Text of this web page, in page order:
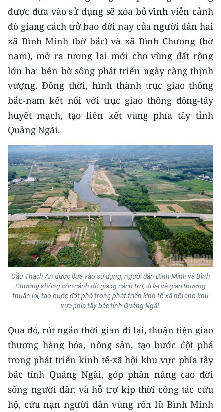
CHUYÊN ĐỀ
CÁC CHUYÊN TRANG
VỀ BÁO NHÂN DÂN
THỜI NAY
NHÂN DÂN CUỐI TUẦN
NHÂN DÂN HẰNG THÁNG
MUA BÁO
ĐỌC BÁO IN
ENGLISH
中文
FRANÇAIS
РУССКИЙ
한국어
được đưa vào sử dụng sẽ xóa bỏ vĩnh viễn cảnh
đò giang cách trở bao đời nay của người dân hai
xã Bình Minh (bờ bắc) và xã Bình Chương (bờ
nam), mở ra tương lai mới cho vùng đất rộng
lớn hai bên bờ sông phát triển ngày càng thịnh
vượng. Đồng thời, hình thành trục giao thông
bắc-nam kết nối với trục giao thông đông-tây
huyết mạch, tạo liên kết vùng phía tây tỉnh
Quảng Ngãi.
Cầu Thạch An được đưa vào sử dụng, người dân Bình Minh và Bình
Chương không còn cảnh đò giang cách trở, đi lại và giao thương
thuận lợi, tạo bước đột phá trong phát triển kinh tế-xã hội cho khu
vực phía tây bắc tỉnh Quảng Ngãi.
Qua đó, rút ngắn thời gian đi lại, thuận tiện giao
thương hàng hóa, nông sản, tạo bước đột phá
trong phát triển kinh tế-xã hội khu vực phía tây
bắc tỉnh Quảng Ngãi, góp phần nâng cao đời
sống người dân và hỗ trợ kịp thời công tác cứu
hộ, cứu nạn người dân vùng rốn lũ Bình Minh